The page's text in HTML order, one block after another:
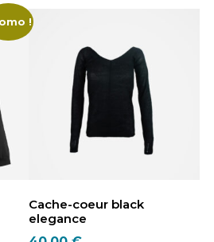
a
plusieurs
variations.
options
peuvent
choisies
du
produit
!
Cache-coeur black
elegance